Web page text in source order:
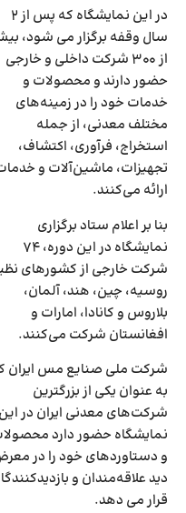
در این نمایشگاه که پس از 2
سال وقفه برگزار می شود،
از 300 شرکت داخلی و خارجی
حضور دارند و محصولات و
خدمات خود را در زمینه‌های
مختلف معدنی، از جمله
استخراج، فرآوری، اکتشاف،
تجهیزات، ماشین‌آلات و
ارائه می‌کنند.
بنا بر اعلام ستاد برگزاری
نمایشگاه در این دوره، 74
شرکت خارجی از کشورهای
روسیه، چین، هند، آلمان،
بلاروس و کانادا، امارات و
افغانستان شرکت می‌‌کنند.
شرکت ملی صنایع مس ایران
به عنوان یکی از بزرگترین
شرکت‌های معدنی ایران در این
نمایشگاه حضور دارد
و دستاوردهای خود را در
دید علاقه‌مندان و
قرار می دهد.